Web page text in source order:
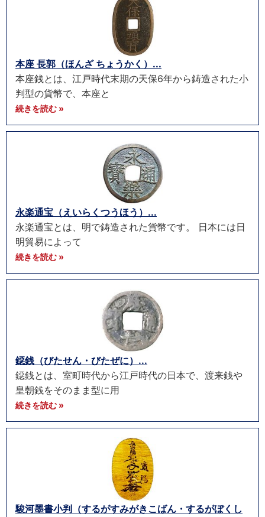
本座 長郭（ほんざ ちょうかく）...
本座銭とは、江戸時代末期の天保6年から鋳造された小
判型の貨幣で、本座と
続きを読む »
永楽通宝（えいらくつうほう）...
永楽通宝とは、明で鋳造された貨幣です。 日本には日
明貿易によって
続きを読む »
鐚銭（びたせん・びたぜに）...
鐚銭とは、室町時代から江戸時代の日本で、渡来銭や
皇朝銭をそのまま型に用
続きを読む »
駿河墨書小判（するがすみがきこばん・するがぼくし